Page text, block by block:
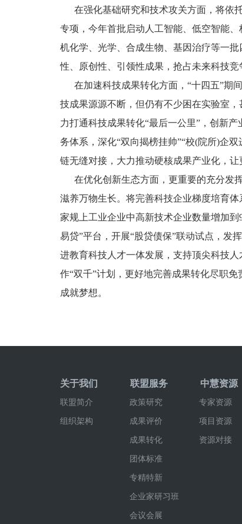
在强化基础研究和技术攻关方面，将依
专项，今年首批启动人工智能、低空智能
机化学、光学、合成生物、基因治疗等一
性、原创性、引领性成果，抢占未来科技竞
在加速科技成果转化方面，“十四五”期
技成果源源不断，但仍有不少困在实验室
力打通科技成果转化“最后一公里”，创新
务体系，深化“双向揭榜挂帅”“校(院所)企
链无缝对接，大力推动硬核成果产业化，
在优化创新生态方面，更重要的充分发
滋养万物生长。将完善科技企业梯度培育
家规上工业企业中高新技术企业数量增加到
易贷”平台，开展“股贷债保”联动试点，发
进教育科技人才一体发展，支持顶尖科技
作“双千”计划，更好地完善成果转化尽职
成就梦想。
关于我们 联盟服务 中慧资源
联盟简介
组织架构
政策研究
成果评价
成果转化
团体标准
专精特新
企业家研习班
会议会展
专家资源
项目资源
资源对接